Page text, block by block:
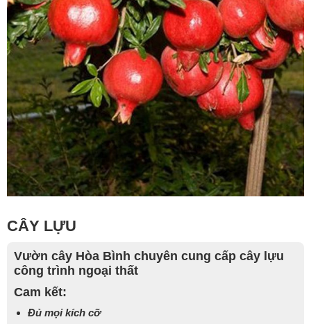
CÂY LỰU
Vườn cây Hòa Bình chuyên cung cấp cây lựu
công trình ngoại thất
Cam kết:
Đủ mọi kích cỡ